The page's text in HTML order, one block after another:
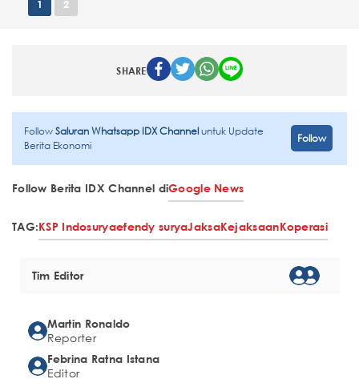
1 2
SHARE
FollowSaluran Whatsapp IDX Channeluntuk Update
Berita Ekonomi
Follow
Follow Berita IDX Channel diGoogle News
TAG:KSP Indosuryaefendy suryaJaksaKejaksaanKoperasi
Tim Editor
Martin Ronaldo
Reporter
Febrina Ratna Istana
Editor